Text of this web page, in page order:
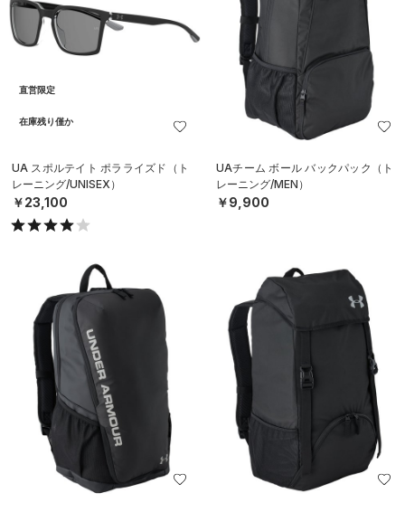
直営限定
在庫残り僅か
UA スポルテイト ポラライズド（ト
レーニング/UNISEX）
￥23,100
UAチーム ボール バックパック（ト
レーニング/MEN）
￥9,900